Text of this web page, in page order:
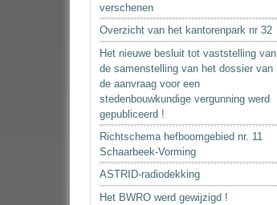
verschenen
Overzicht van het kantorenpark nr 32
Het nieuwe besluit tot vaststelling van
de samenstelling van het dossier van
de aanvraag voor een
stedenbouwkundige vergunning werd
gepubliceerd !
Richtschema hefboomgebied nr. 11
Schaarbeek-Vorming
ASTRID-radiodekking
Het BWRO werd gewijzigd !